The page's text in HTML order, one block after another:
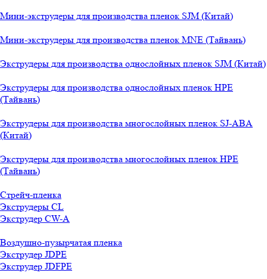
Мини-экструдеры для производства пленок SJM (Китай)
Мини-экструдеры для производства пленок MNE (Тайвань)
Экструдеры для производства однослойных пленок SJM (Китай)
Экструдеры для производства однослойных пленок HPE
(Тайвань)
Экструдеры для производства многослойных пленок SJ-ABA
(Китай)
Экструдеры для производства многослойных пленок HPE
(Тайвань)
Стрейч-пленка
Экструдеры CL
Экструдер CW-A
Воздушно-пузырчатая пленка
Экструдер JDPE
Экструдер JDFPE